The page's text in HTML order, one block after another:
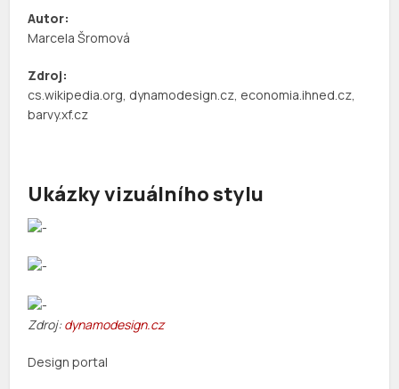
Autor:
Marcela Šromová
Zdroj:
cs.wikipedia.org, dynamodesign.cz, economia.ihned.cz,
barvy.xf.cz
Ukázky vizuálního stylu
Zdroj:dynamodesign.cz
Design portal